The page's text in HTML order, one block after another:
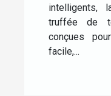
intelligents,
truffée de
conçues
facile,...